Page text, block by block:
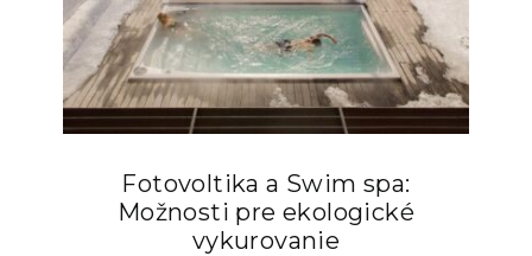
Fotovoltika a Swim spa:
Možnosti pre ekologické
vykurovanie